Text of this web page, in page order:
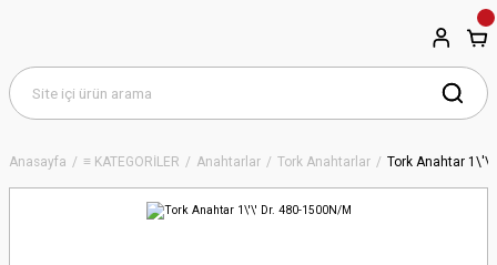
Anasayfa ≡ KATEGORİLER Anahtarlar Tork Anahtarlar Tork Anahtar 1\'\'